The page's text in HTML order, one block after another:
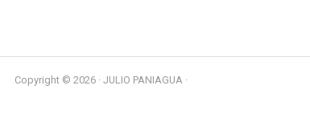
Copyright © 2026 · JULIO PANIAGUA ·